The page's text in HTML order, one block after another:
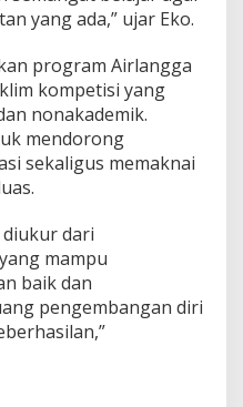
yang ada,” ujar Eko.
program Airlangga
kompetisi yang
nonakademik.
mendorong
sekaligus memaknai
dari
mampu
baik dan
pengembangan diri